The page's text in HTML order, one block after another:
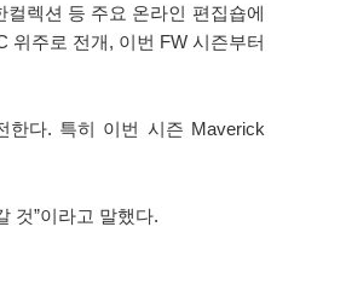
렉션 등 주요 온라인 편집숍에
위주로 전개, 이번 FW 시즌부터
한다. 특히 이번 시즌 Maverick
것”이라고 말했다.